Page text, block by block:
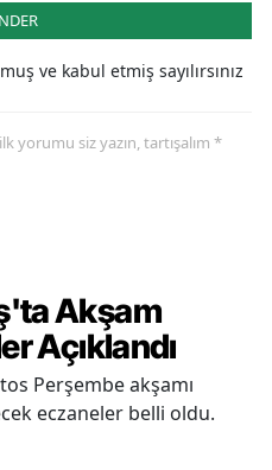
ve kabul etmiş sayılırsınız
yorumu siz yazın, tartışalım *
Akşam
Açıklandı
Perşembe akşamı
eczaneler belli oldu.